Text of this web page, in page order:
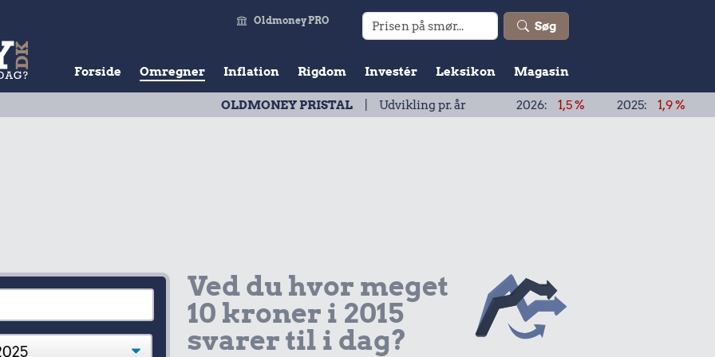
Søg
Oldmoney PRO
Forside Omregner Inflation Rigdom Investér Leksikon Magasin
OLDMONEY PRISTAL| Udvikling pr. år2026: 1,5 % 2025: 1,9 % 2024:
Ved du hvor meget
10 kroner i 2015
svarer til i dag?